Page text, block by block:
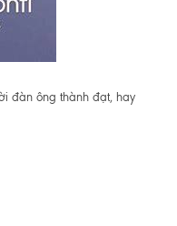
đàn ông thành đạt, hay